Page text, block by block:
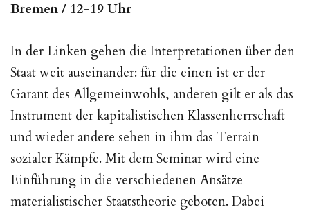
Bremen / 12-19 Uhr
In der Linken gehen die Interpretationen über den
Staat weit auseinander: für die einen ist er der
Garant des Allgemeinwohls, anderen gilt er als das
Instrument der kapitalistischen Klassenherrschaft
und wieder andere sehen in ihm das Terrain
sozialer Kämpfe. Mit dem Seminar wird eine
Einführung in die verschiedenen Ansätze
materialistischer Staatstheorie geboten. Dabei